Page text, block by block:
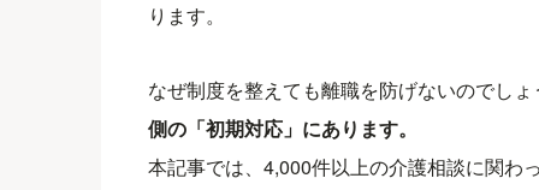
ります。
なぜ制度を整えても離職を防げないのでし
側の「初期対応」にあります。
本記事では、4,000件以上の介護相談に関わ